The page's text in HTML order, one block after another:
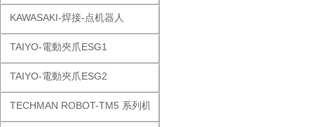
KAWASAKI-焊接-点机器人
TAIYO-電動夾爪ESG1
TAIYO-電動夾爪ESG2
TECHMAN ROBOT-TM5 系列机器人